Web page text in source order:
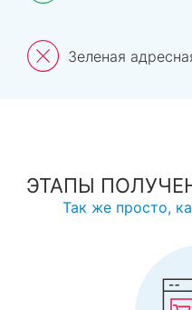
Зеленая
ЭТАПЫ
Так же просто,